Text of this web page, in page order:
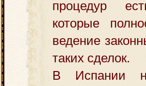
процедур
которые
ведение
таких сделок.
В Испании